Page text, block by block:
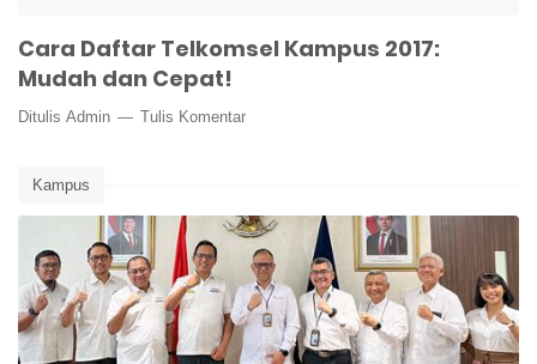
Cara Daftar Telkomsel Kampus 2017:
Mudah dan Cepat!
Ditulis Admin Tulis Komentar
Kampus